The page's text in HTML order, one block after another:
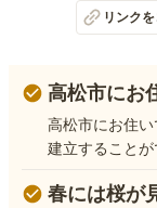
リンク
高松市にお
高松市にお住
建立することが
春には桜が